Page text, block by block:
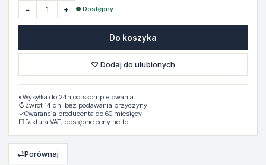
− + ● Dostępny
Do koszyka
♡ Dodaj do ulubionych
◐ Wysyłka do 24h od skompletowania.
↻Zwrot 14 dni bez podawania przyczyny
✓Gwarancja producenta do 60 miesięcy
▢Faktura VAT, dostępne ceny netto
⇄Porównaj